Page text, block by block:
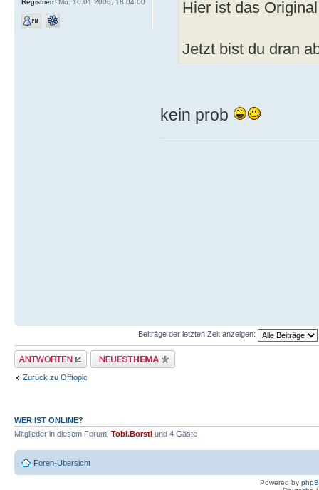
Registriert: Mo, 16.01.2006, 18:04:00 Hier ist das
Jetzt bist du dran
kein prob
Beiträge der letzten Zeit anzeigen:
Antwort erstellen Neues Thema erstellen
Zurück zu Offtopic
WER IST ONLINE?
Mitglieder in diesem Forum: Tobi.Borsti und 4 Gäste
Foren-Übersicht
Powered by